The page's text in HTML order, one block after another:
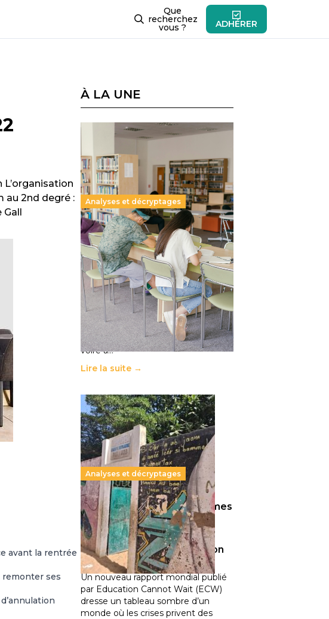
Que
recherchez
vous ? ADHÉRER
au 2nd degré :
avant la rentrée
remonter ses
À LA UNE
Analyses et décryptages
Supérieur privé : une dérive
qui met à mal la promesse
républicaine
11 juillet 2026- National
Le projet de loi sur la régulation de
l’enseignement supérieur privé met
en lumière l’amplification d’un
système qui relègue l’acte
pédagogique au superfétatoire,
voire à…
Lire la suite →
Analyses et décryptages
258 millions d’enfants victimes
de la guerre, des chocs
climatiques et des
déplacements de population
11 juillet 2026 -National
Un nouveau rapport mondial publié
par Education Cannot Wait (ECW)
dresse un tableau sombre d’un
monde où les crises privent des